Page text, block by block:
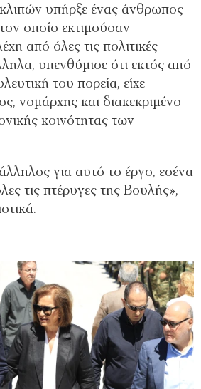
υπήρξε ένας άνθρωπος
οποίο εκτιμούσαν
από όλες τις πολιτικές
υπενθύμισε ότι εκτός από
του πορεία, είχε
νομάρχης και διακεκριμένο
κοινότητας των
για αυτό το έργο, εσένα
τις πτέρυγες της Βουλής»,